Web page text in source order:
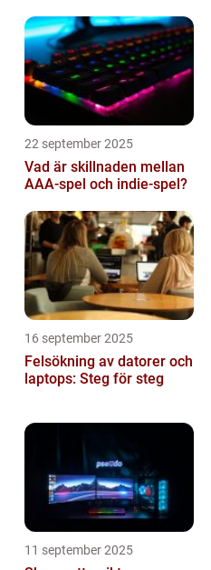
22 september 2025
Vad är skillnaden mellan
AAA-spel och indie-spel?
16 september 2025
Felsökning av datorer och
laptops: Steg för steg
11 september 2025